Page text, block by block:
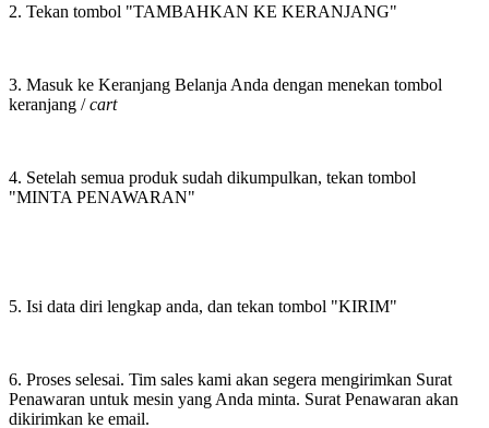
2. Tekan tombol "TAMBAHKAN KE KERANJANG"
3. Masuk ke Keranjang Belanja Anda dengan menekan tombol
keranjang /cart
4. Setelah semua produk sudah dikumpulkan, tekan tombol
"MINTA PENAWARAN"
5. Isi data diri lengkap anda, dan tekan tombol "KIRIM"
6. Proses selesai. Tim sales kami akan segera mengirimkan Surat
Penawaran untuk mesin yang Anda minta. Surat Penawaran akan
dikirimkan ke email.